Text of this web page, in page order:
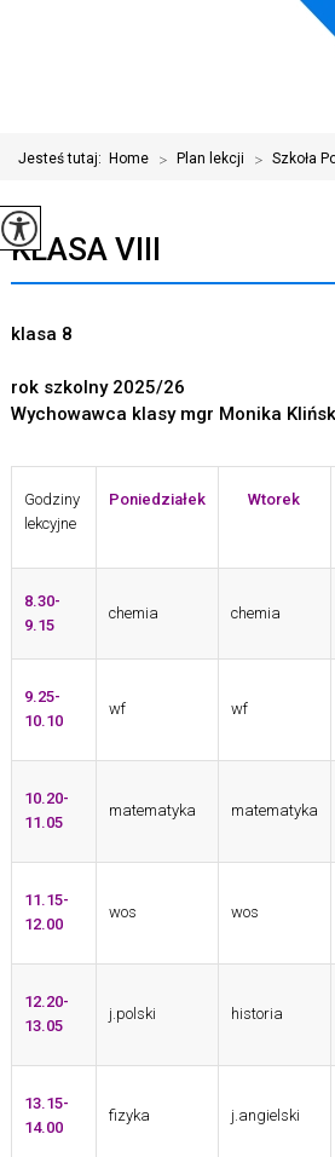
Jesteś tutaj: Home > Plan lekcji > Szkoła
KLASA VIII
klasa 8
rok szkolny 2025/26
Wychowawca klasy mgr Monika
Godziny
lekcyjne
Poniedziałek Wtorek
8.30-
9.15
chemia chemia
9.25-
10.10
wf wf
10.20-
11.05
matematyka matematyka
11.15-
12.00
wos wos
12.20-
13.05
j.polski historia
13.15-
14.00
fizyka j.angielski